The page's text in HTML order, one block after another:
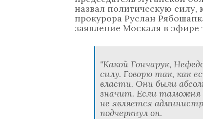
назвал политическую силу,
прокурора Руслан
заявление Москаля в эфире
"Какой Гончарук,
силу. Говорю так, как
власти. Они были
значит. Если таможня
не является
подчеркнул он.